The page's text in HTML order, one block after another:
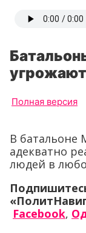
Полная версия
В батальоне
адекватно
людей в
Facebook,